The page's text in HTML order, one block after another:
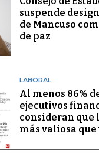
suspende
de Mancuso
de paz
LABORAL
Al menos 86%
ejecutivos
consideran que
más valiosa que